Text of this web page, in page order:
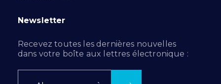
Newsletter
Recevez toutes les dernières nouvelles
dans votre boîte aux lettres électronique :